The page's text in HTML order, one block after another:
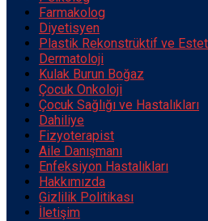
Farmakolog
Diyetisyen
Plastik Rekonstrüktif ve
Dermatoloji
Kulak Burun Boğaz
Çocuk Onkoloji
Çocuk Sağlığı ve Hastalıkları
Dahiliye
Fizyoterapist
Aile Danışmanı
Enfeksiyon Hastalıkları
Hakkımızda
Gizlilik Politikası
İletişim